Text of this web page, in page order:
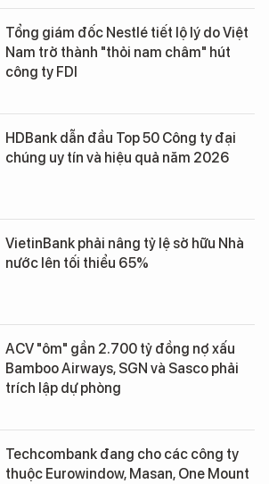
Tổng giám đốc Nestlé tiết lộ lý do Việt
Nam trở thành "thỏi nam châm" hút
công ty FDI
HDBank dẫn đầu Top 50 Công ty đại
chúng uy tín và hiệu quả năm 2026
VietinBank phải nâng tỷ lệ sở hữu Nhà
nước lên tối thiểu 65%
ACV "ôm" gần 2.700 tỷ đồng nợ xấu
Bamboo Airways, SGN và Sasco phải
trích lập dự phòng
Techcombank đang cho các công ty
thuộc Eurowindow, Masan, One Mount